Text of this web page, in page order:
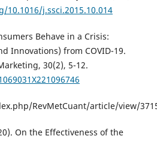
j.ssci.2015.10.014
Behave in a Crisis:
Innovations) from COVID-19.
30(2), 5-12.
RevMetCuant/article/view/
On the Effectiveness of the